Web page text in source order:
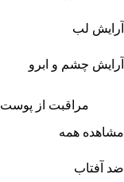
آرایش لب
آرایش چشم و ابرو
مراقبت از پوست
مشاهده همه
ضد آفتاب